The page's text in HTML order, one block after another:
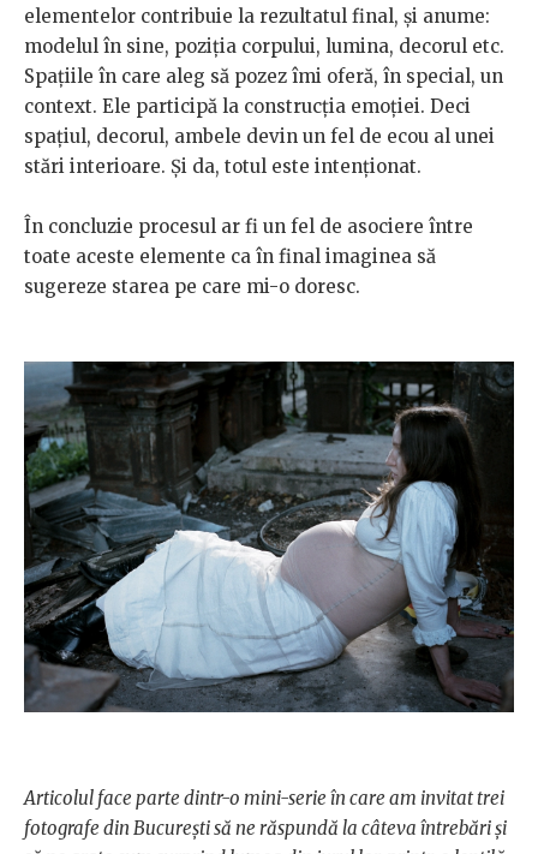
elementelor contribuie la rezultatul final, și anume:
modelul în sine, poziția corpului, lumina, decorul etc.
Spațiile în care aleg să pozez îmi oferă, în special, un
context. Ele participă la construcția emoției. Deci
spațiul, decorul, ambele devin un fel de ecou al unei
stări interioare. Și da, totul este intenționat.
În concluzie procesul ar fi un fel de asociere între
toate aceste elemente ca în final imaginea să
sugereze starea pe care mi-o doresc.
Articolul face parte dintr-o mini-serie în care am invitat trei
fotografe din București să ne răspundă la câteva întrebări și